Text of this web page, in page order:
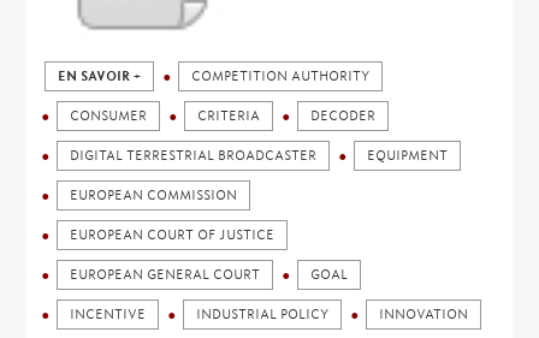
EN SAVOIR + COMPETITION AUTHORITY
CONSUMER CRITERIA DECODER
DIGITAL TERRESTRIAL BROADCASTER EQUIPMENT
EUROPEAN COMMISSION
EUROPEAN COURT OF JUSTICE
EUROPEAN GENERAL COURT GOAL
INCENTIVE INDUSTRIAL POLICY INNOVATION